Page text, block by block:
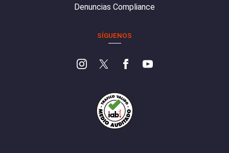
Denuncias Compliance
SÍGUENOS